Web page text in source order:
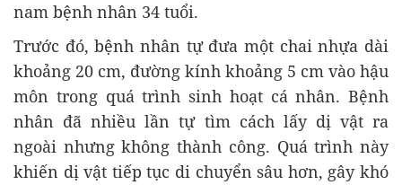
nam bệnh nhân 34 tuổi.
Trước đó, bệnh nhân tự đưa một chai nhựa dài
khoảng 20 cm, đường kính khoảng 5 cm vào hậu
môn trong quá trình sinh hoạt cá nhân. Bệnh
nhân đã nhiều lần tự tìm cách lấy dị vật ra
ngoài nhưng không thành công. Quá trình này
khiến dị vật tiếp tục di chuyển sâu hơn, gây khó